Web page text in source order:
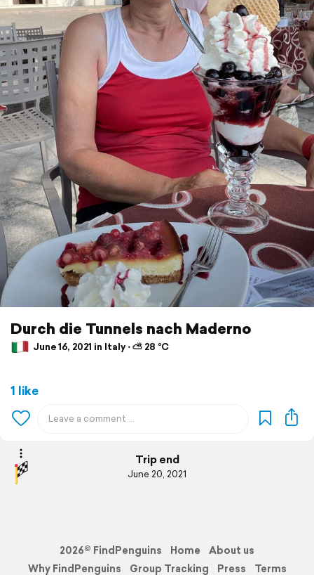
Durch die Tunnels nach Maderno
June 16, 2021 in Italy ⋅ ⛅ 28 °C
1 like
Trip end
June 20, 2021
2026© FindPenguins Home
About us
Why FindPenguins
Group Tracking Press Terms